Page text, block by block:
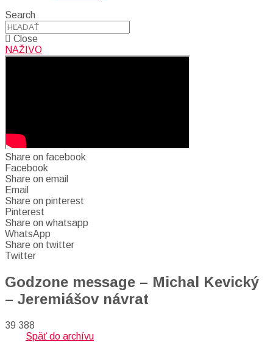
Search
Close
NAŽIVO
Share on facebook
Facebook
Share on email
Email
Share on pinterest
Pinterest
Share on whatsapp
WhatsApp
Share on twitter
Twitter
Godzone message – Michal Kevický
– Jeremiášov návrat
39 388
Späť do archívu